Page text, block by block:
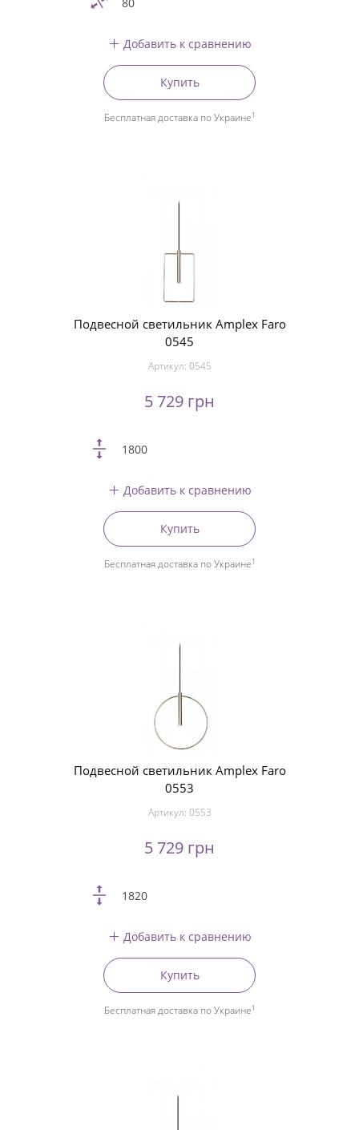
Добавить к сравнению
Купить
Бесплатная доставка по Украине1
Подвесной светильник Amplex Faro
0545
Артикул: 0545
5 729 грн
1800
Добавить к сравнению
Купить
Бесплатная доставка по Украине1
Подвесной светильник Amplex Faro
0553
Артикул: 0553
5 729 грн
1820
Добавить к сравнению
Купить
Бесплатная доставка по Украине1